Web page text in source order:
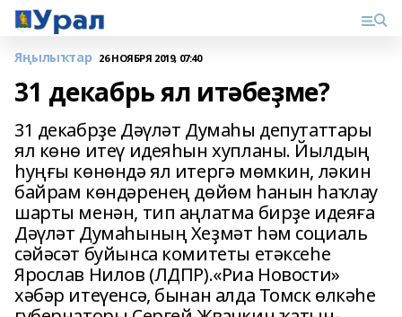
Яңылыҡтар 26 НОЯБРЯ 2019, 07:40
31 декабрь ял итәбеҙме?
31 декабрҙе Дәүләт Думаһы депутаттары
ял көнө итеү идеяһын хупланы. Йылдың
һуңғы көнөндә ял итергә мөмкин, ләкин
байрам көндәренең дөйөм һанын һаҡлау
шарты менән, тип аңлатма бирҙе идеяға
Дәүләт Думаһының Хеҙмәт һәм социаль
сәйәсәт буйынса комитеты етәксеһе
Ярослав Нилов (ЛДПР).«Риа Новости»
хәбәр итеүенсә, бынан алда Томск өлкәһе